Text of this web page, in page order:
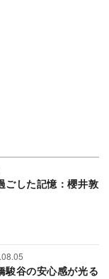
ごした記憶：櫻井敦
駿谷の安心感が光る